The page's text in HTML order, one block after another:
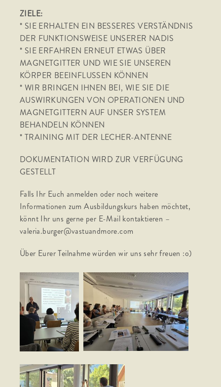
ZIELE:
* SIE ERHALTEN EIN BESSERES VERSTÄNDNIS
DER FUNKTIONSWEISE UNSERER NADIS
* SIE ERFAHREN ERNEUT ETWAS ÜBER
MAGNETGITTER UND WIE SIE UNSEREN
KÖRPER BEEINFLUSSEN KÖNNEN
* WIR BRINGEN IHNEN BEI, WIE SIE DIE
AUSWIRKUNGEN VON OPERATIONEN UND
MAGNETGITTERN AUF UNSER SYSTEM
BEHANDELN KÖNNEN
* TRAINING MIT DER LECHER-ANTENNE
DOKUMENTATION WIRD ZUR VERFÜGUNG
GESTELLT
Falls Ihr Euch anmelden oder noch weitere
Informationen zum Ausbildungskurs haben möchtet,
könnt Ihr uns gerne per E-Mail kontaktieren –
valeria.burger@vastuandmore.com
Über Eurer Teilnahme würden wir uns sehr freuen :o)